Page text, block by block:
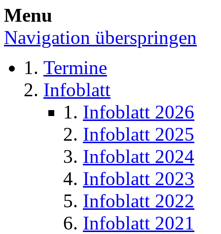
Menu
Navigation überspringen
Termine
Infoblatt
Infoblatt 2026
Infoblatt 2025
Infoblatt 2024
Infoblatt 2023
Infoblatt 2022
Infoblatt 2021